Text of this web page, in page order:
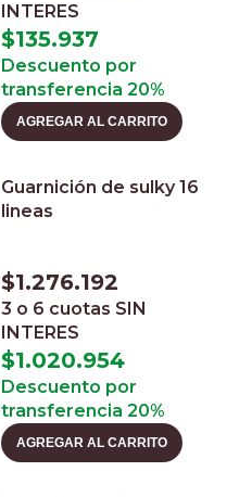
INTERES
$135.937
Descuento por
transferencia 20%
AGREGAR AL CARRITO
Guarnición de sulky 16
lineas
$1.276.192
3 o 6 cuotas SIN
INTERES
$1.020.954
Descuento por
transferencia 20%
AGREGAR AL CARRITO